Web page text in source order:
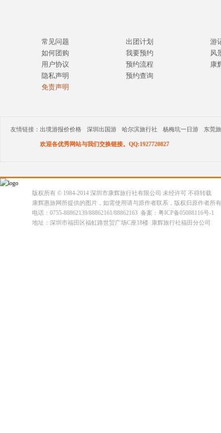
常见问题
如何团购
用户协议
隐私声明
免责声明
出团计划
我要预约
预约流程
预约查询
游
风
康
友情链接： 出境游报价价格 深圳出国游 哈尔滨旅行社 杨梅坑一日游 东莞
欢迎各优秀网站与我们交换链接。QQ:1927720827
版权所有 © 1984-2014 深圳市康辉旅行社有限公司 未经许可 不得转载
康辉惠旅网所提供的图片，如需使用请与原作者联系，版权归原作者所
电话：0755-88862139/88862161/88862163 备案：粤ICP备05088116号-1
地址：深圳市福田区福虹路世贸广场C座18楼 康辉旅行社福田分公司